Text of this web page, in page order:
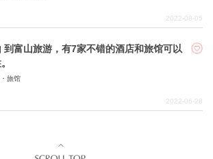
2022-08-05
到富山旅游，有7家不错的酒店和旅馆可以
旅馆
2022-06-28